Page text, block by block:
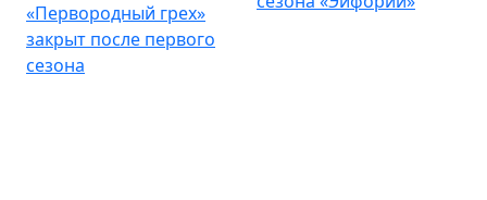
«Первородный грех»
закрыт после первого
сезона